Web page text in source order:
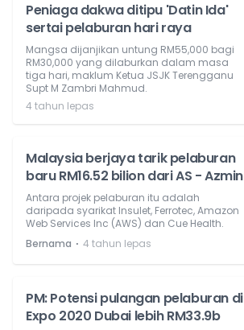
Peniaga dakwa ditipu 'Datin Ida'
sertai pelaburan hari raya
Mangsa dijanjikan untung RM55,000 bagi
RM30,000 yang dilaburkan dalam masa
tiga hari, maklum Ketua JSJK Terengganu
Supt M Zambri Mahmud.
4 tahun lepas
Malaysia berjaya tarik pelaburan
baru RM16.52 bilion dari AS - Azmin
Antara projek pelaburan itu adalah
daripada syarikat Insulet, Ferrotec, Amazon
Web Services Inc (AWS) dan Cue Health.
Bernama ⋅ 4 tahun lepas
PM: Potensi pulangan pelaburan di
Expo 2020 Dubai lebih RM33.9b